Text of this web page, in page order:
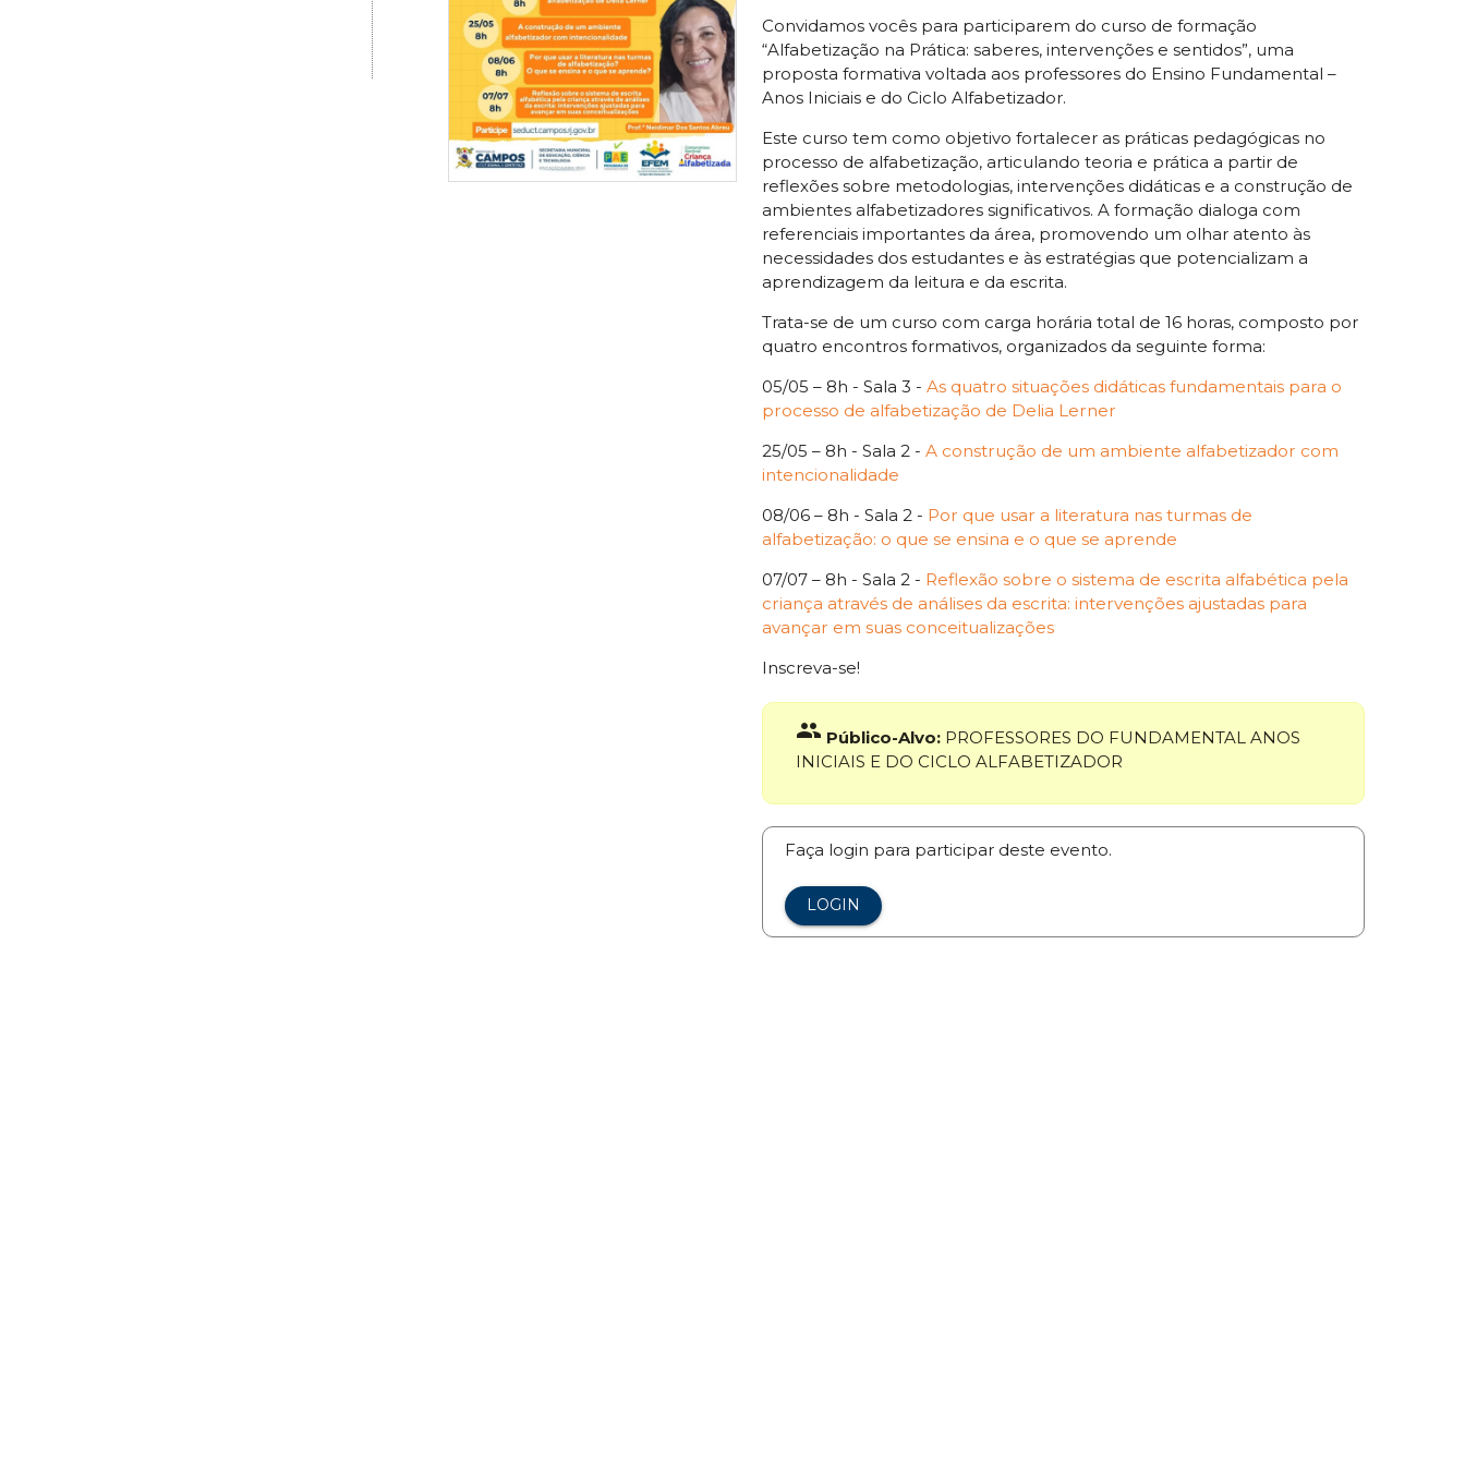
Convidamos vocês para participarem do curso de formação
“Alfabetização na Prática: saberes, intervenções e sentidos”, uma
proposta formativa voltada aos professores do Ensino Fundamental –
Anos Iniciais e do Ciclo Alfabetizador.
Este curso tem como objetivo fortalecer as práticas pedagógicas no
processo de alfabetização, articulando teoria e prática a partir de
reflexões sobre metodologias, intervenções didáticas e a construção de
ambientes alfabetizadores significativos. A formação dialoga com
referenciais importantes da área, promovendo um olhar atento às
necessidades dos estudantes e às estratégias que potencializam a
aprendizagem da leitura e da escrita.
Trata-se de um curso com carga horária total de 16 horas, composto por
quatro encontros formativos, organizados da seguinte forma:
05/05 – 8h - Sala 3 - As quatro situações didáticas fundamentais para o
processo de alfabetização de Delia Lerner
25/05 – 8h - Sala 2 - A construção de um ambiente alfabetizador com
intencionalidade
08/06 – 8h - Sala 2 - Por que usar a literatura nas turmas de
alfabetização: o que se ensina e o que se aprende
07/07 – 8h - Sala 2 - Reflexão sobre o sistema de escrita alfabética pela
criança através de análises da escrita: intervenções ajustadas para
avançar em suas conceitualizações
Inscreva-se!
group Público-Alvo:PROFESSORES DO FUNDAMENTAL ANOS
INICIAIS E DO CICLO ALFABETIZADOR
Faça login para participar deste evento.
LOGIN